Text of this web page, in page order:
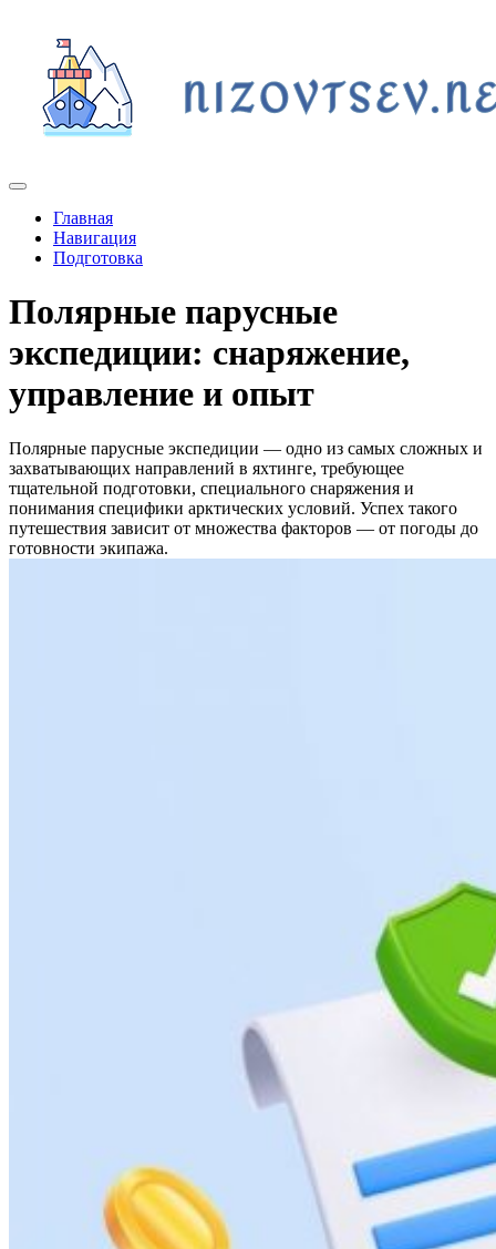
Главная
Навигация
Подготовка
Полярные парусные
экспедиции: снаряжение,
управление и опыт
Полярные парусные экспедиции — одно из самых сложных и
захватывающих направлений в яхтинге, требующее
тщательной подготовки, специального снаряжения и
понимания специфики арктических условий. Успех такого
путешествия зависит от множества факторов — от погоды до
готовности экипажа.